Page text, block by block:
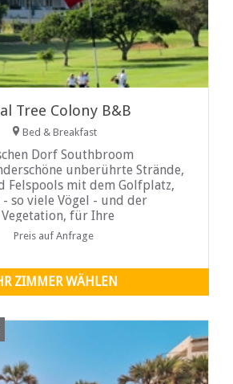
Tree Colony B&B
Bed & Breakfast
Dorf Southbroom
unberührte Strände,
Felspools mit dem Golfplatz,
so viele Vögel - und der
für Ihre
Das
Preis auf Anfrage
ZIMMER WÄHLEN